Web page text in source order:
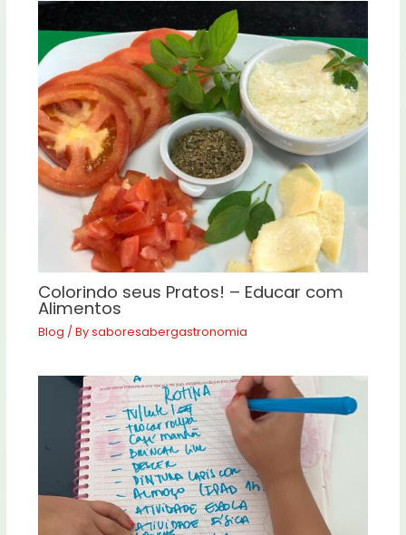
Colorindo seus Pratos! – Educar com
Alimentos
Blog / Bysaboresabergastronomia